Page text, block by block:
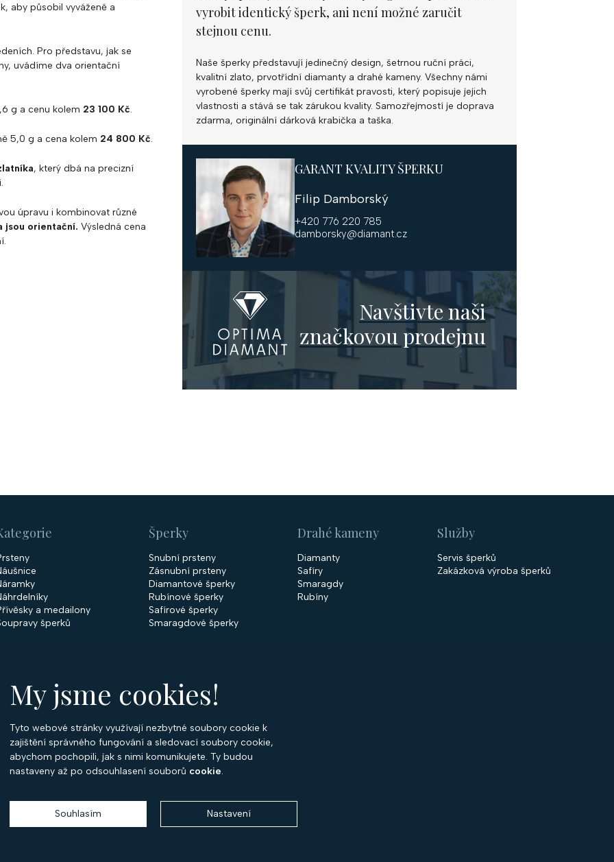
My jsme cookies!
Tyto webové stránky využívají nezbytné soubory cookie k
zajištění správného fungování a sledovací soubory cookie,
abychom pochopili, jak s nimi komunikujete. Ty budou
nastaveny až po odsouhlasení souborů cookie.
Nastavení
Souhlasím
aby působil vyváženě a
Pro představu, jak se
uvádíme dva orientační
g a cenu kolem 23 100 Kč.
5,0 g a cena kolem 24 800 Kč.
, který dbá na precizní
úpravu i kombinovat různé
jsou orientační. Výsledná cena
vyrobit identický šperk, ani není možné zaručit
stejnou cenu.
Naše šperky představují jedinečný design, šetrnou ruční práci,
kvalitní zlato, prvotřídní diamanty a drahé kameny. Všechny námi
vyrobené šperky mají svůj certifikát pravosti, který popisuje jejich
vlastnosti a stává se tak zárukou kvality. Samozřejmostí je doprava
zdarma, originální dárková krabička a taška.
GARANT KVALITY ŠPERKU
Filip Damborský
+420 776 220 785
damborsky@diamant.cz
Navštivte naši
značkovou prodejnu
a medailony
šperků
Šperky
Snubní prsteny
Zásnubní prsteny
Diamantové šperky
Rubínové šperky
Safírové šperky
Smaragdové šperky
Drahé kameny
Diamanty
Safíry
Smaragdy
Rubíny
Služby
Servis šperků
Zakázková výroba šperků
Copyright 2026Optima Diamant. Všechna práva vyhrazena.